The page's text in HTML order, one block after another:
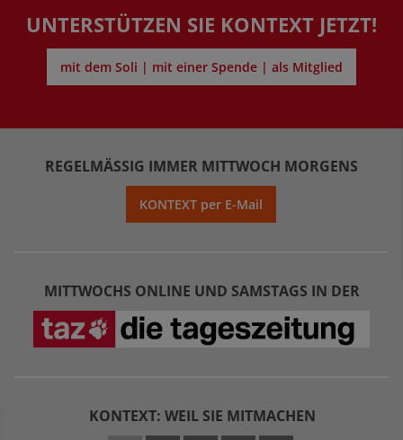
UNTERSTÜTZEN SIE KONTEXT JETZT!
mit dem Soli | mit einer Spende | als Mitglied
REGELMÄSSIG IMMER MITTWOCH MORGENS
KONTEXT per E-Mail
MITTWOCHS ONLINE UND SAMSTAGS IN DER
KONTEXT: WEIL SIE MITMACHEN